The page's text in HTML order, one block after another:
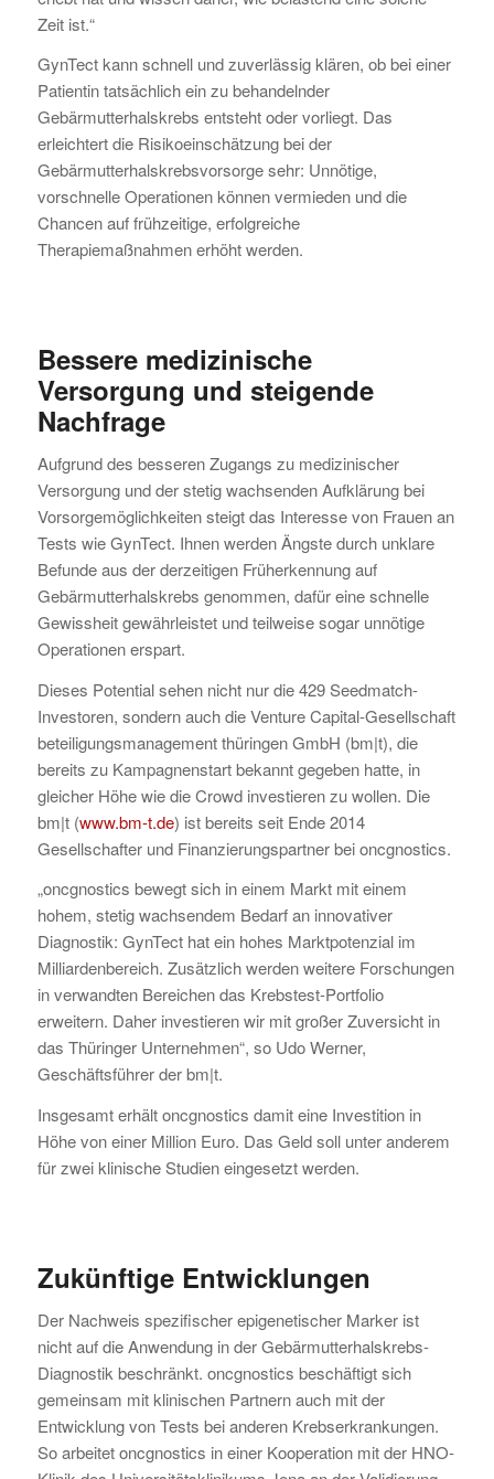
Zeit ist.“
GynTect kann schnell und zuverlässig klären, ob bei einer
Patientin tatsächlich ein zu behandelnder
Gebärmutterhalskrebs entsteht oder vorliegt. Das
erleichtert die Risikoeinschätzung bei der
Gebärmutterhalskrebsvorsorge sehr: Unnötige,
vorschnelle Operationen können vermieden und die
Chancen auf frühzeitige, erfolgreiche
Therapiemaßnahmen erhöht werden.
Bessere medizinische
Versorgung und steigende
Nachfrage
Aufgrund des besseren Zugangs zu medizinischer
Versorgung und der stetig wachsenden Aufklärung bei
Vorsorgemöglichkeiten steigt das Interesse von Frauen an
Tests wie GynTect. Ihnen werden Ängste durch unklare
Befunde aus der derzeitigen Früherkennung auf
Gebärmutterhalskrebs genommen, dafür eine schnelle
Gewissheit gewährleistet und teilweise sogar unnötige
Operationen erspart.
Dieses Potential sehen nicht nur die 429 Seedmatch-
Investoren, sondern auch die Venture Capital-Gesellschaft
beteiligungsmanagement thüringen GmbH (bm|t), die
bereits zu Kampagnenstart bekannt gegeben hatte, in
gleicher Höhe wie die Crowd investieren zu wollen. Die
bm|t (www.bm-t.de) ist bereits seit Ende 2014
Gesellschafter und Finanzierungspartner bei oncgnostics.
„oncgnostics bewegt sich in einem Markt mit einem
hohem, stetig wachsendem Bedarf an innovativer
Diagnostik: GynTect hat ein hohes Marktpotenzial im
Milliardenbereich. Zusätzlich werden weitere Forschungen
in verwandten Bereichen das Krebstest-Portfolio
erweitern. Daher investieren wir mit großer Zuversicht in
das Thüringer Unternehmen“, so Udo Werner,
Geschäftsführer der bm|t.
Insgesamt erhält oncgnostics damit eine Investition in
Höhe von einer Million Euro. Das Geld soll unter anderem
für zwei klinische Studien eingesetzt werden.
Zukünftige Entwicklungen
Der Nachweis spezifischer epigenetischer Marker ist
nicht auf die Anwendung in der Gebärmutterhalskrebs-
Diagnostik beschränkt. oncgnostics beschäftigt sich
gemeinsam mit klinischen Partnern auch mit der
Entwicklung von Tests bei anderen Krebserkrankungen.
So arbeitet oncgnostics in einer Kooperation mit der HNO-